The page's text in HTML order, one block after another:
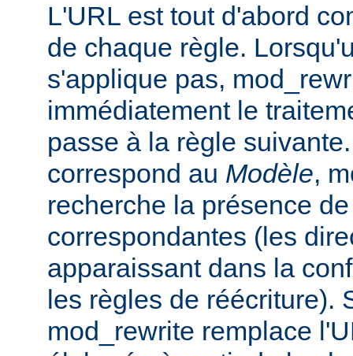
L'URL est tout d'abord
de chaque règle.
s'applique pas,
immédiatement le
passe à la règle
correspond au Modèle,
recherche la présence
correspondantes (les
apparaissant dans la
les règles de réécriture).
mod_rewrite remplace